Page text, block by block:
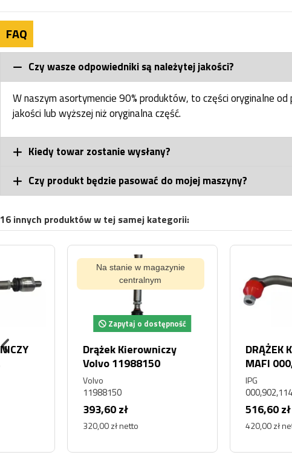
FAQ
Czy wasze odpowiedniki są należytej jakości?
W naszym asortymencie 90% produktów, to części oryginalne
jakości lub wyższej niż oryginalna część.
Kiedy towar zostanie wysłany?
Czy produkt będzie pasować do mojej maszyny?
16 innych produktów w tej samej kategorii:
Na stanie w magazynie
Zapytaj o dostępność
Drążek Kierowniczy
Volvo 11988150
DRĄŻEK KIEROWNICZY
MAFI 000,902,1149